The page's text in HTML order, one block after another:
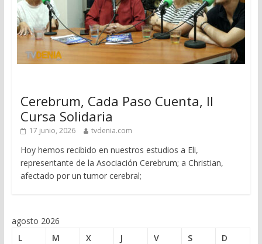
Cerebrum, Cada Paso Cuenta, II
Cursa Solidaria
17 junio, 2026 tvdenia.com
Hoy hemos recibido en nuestros estudios a Eli,
representante de la Asociación Cerebrum; a Christian,
afectado por un tumor cerebral;
agosto 2026
L
M X J V S
D